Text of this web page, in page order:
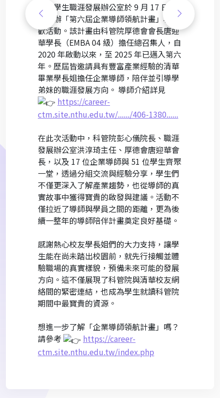
本院學生職涯發展辦公室於 9 月 17 日晚
間舉辦「第六屆企業導師領航計畫」相見
歡活動。該計畫由科管院厚德會會長唐迎
華學長（EMBA 04 級）擔任總召集人，自
2020 年啟動以來，至 2025 年已邁入第六
年。歷屆皆邀請具有豐富產業經驗的清華
畢業學長姐擔任企業導師，陪伴並引導學
弟妹的職涯發展方向。 導師介紹詳見
https://career-
ctm.site.nthu.edu.tw/....../406-1380......
在此次活動中，科管院彭心儀院長、職涯
發展辦公室洪淳琦主任、厚德會唐迎華會
長，以及 17 位企業導師與 51 位學生齊聚
一堂，透過分組交流與經驗分享，學生們
不僅更深入了解產業趨勢，也從導師的真
實故事中獲得寶貴的啟發與建議。活動不
僅拉近了導師與學員之間的距離，更為後
續一整年的導師陪伴計畫奠定良好基礎。
感謝熱心校友學長姐們的大力支持，讓學
生能在尚未踏出校園前，就先行接觸並體
驗職場的真實樣貌，預備未來可能的發展
方向。這不僅展現了科管院與清華校友網
絡間的緊密連結，也成為學生就讀科管院
期間中最寶貴的資源。
想進一步了解「企業導師領航計畫」嗎？
請參考
https://career-
ctm.site.nthu.edu.tw/index.php